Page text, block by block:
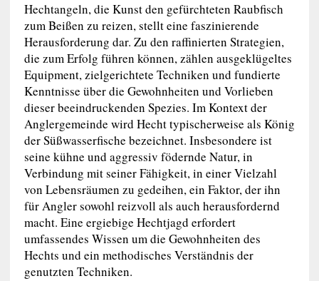
Hechtangeln, die Kunst den gefürchteten Raubfisch
zum Beißen zu reizen, stellt eine faszinierende
Herausforderung dar. Zu den raffinierten Strategien,
die zum Erfolg führen können, zählen ausgeklügeltes
Equipment, zielgerichtete Techniken und fundierte
Kenntnisse über die Gewohnheiten und Vorlieben
dieser beeindruckenden Spezies. Im Kontext der
Anglergemeinde wird Hecht typischerweise als König
der Süßwasserfische bezeichnet. Insbesondere ist
seine kühne und aggressiv födernde Natur, in
Verbindung mit seiner Fähigkeit, in einer Vielzahl
von Lebensräumen zu gedeihen, ein Faktor, der ihn
für Angler sowohl reizvoll als auch herausfordernd
macht. Eine ergiebige Hechtjagd erfordert
umfassendes Wissen um die Gewohnheiten des
Hechts und ein methodisches Verständnis der
genutzten Techniken.